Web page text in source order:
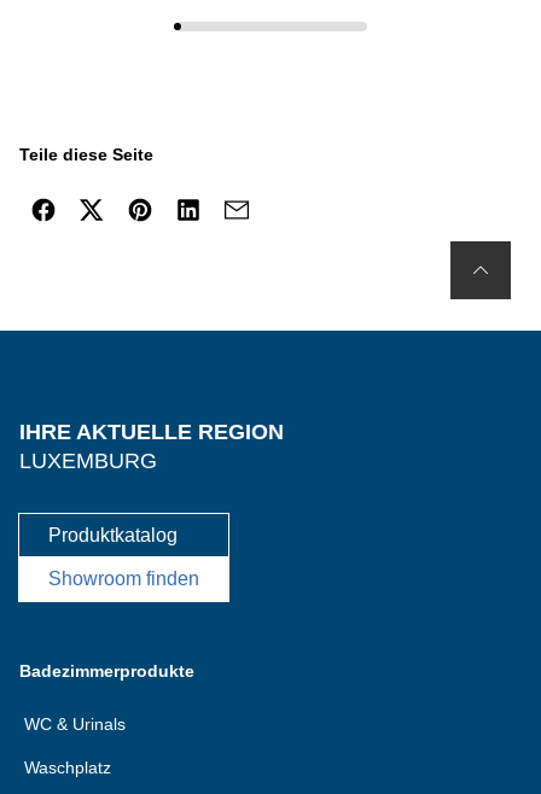
Teile diese Seite
IHRE AKTUELLE REGION
LUXEMBURG
Produktkatalog
Showroom finden
Badezimmerprodukte
WC & Urinals
Waschplatz